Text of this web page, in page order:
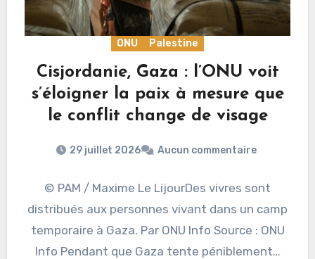
ONU Palestine
Cisjordanie, Gaza : l’ONU voit
s’éloigner la paix à mesure que
le conflit change de visage
29 juillet 2026 Aucun commentaire
© PAM / Maxime Le LijourDes vivres sont
distribués aux personnes vivant dans un camp
temporaire à Gaza. Par ONU Info Source : ONU
Info Pendant que Gaza tente péniblement…